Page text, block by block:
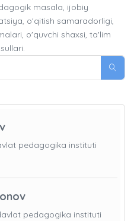
masala, ijobiy
o'qitish samaradorligi,
o'quvchi shaxsi, ta'lim
pedagogika instituti
pedagogika instituti